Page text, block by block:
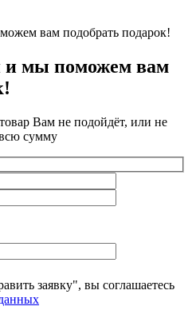
и мы поможем вам
Вам не подойдёт, или не
сумму
заявку", вы соглашаетесь